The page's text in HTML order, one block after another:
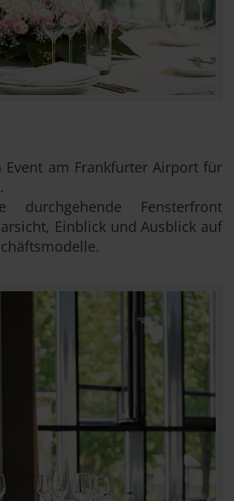
Event am Frankfurter Airport für
durchgehende Fensterfront
Einblick und Ausblick auf